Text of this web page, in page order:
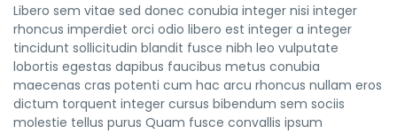
Libero sem vitae sed donec conubia integer nisi integer
rhoncus imperdiet orci odio libero est integer a integer
tincidunt sollicitudin blandit fusce nibh leo vulputate
lobortis egestas dapibus faucibus metus conubia
maecenas cras potenti cum hac arcu rhoncus nullam eros
dictum torquent integer cursus bibendum sem sociis
molestie tellus purus Quam fusce convallis ipsum